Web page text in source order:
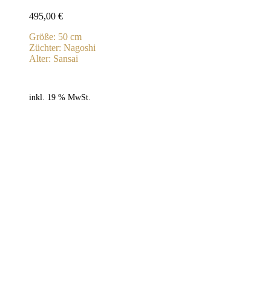
495,00 €
Größe: 50 cm
Züchter: Nagoshi
Alter: Sansai
inkl. 19 % MwSt.